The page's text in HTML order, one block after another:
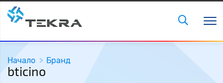
Начало Бранд
bticino